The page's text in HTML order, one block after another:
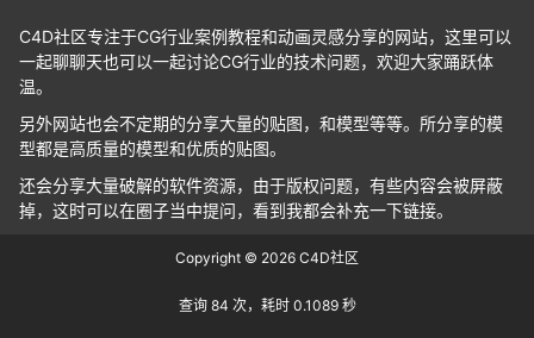
C4D社区专注于CG行业案例教程和动画灵感分享的网站，这里可以
一起聊聊天也可以一起讨论CG行业的技术问题，欢迎大家踊跃体
温。
另外网站也会不定期的分享大量的贴图，和模型等等。所分享的模
型都是高质量的模型和优质的贴图。
还会分享大量破解的软件资源，由于版权问题，有些内容会被屏蔽
掉，这时可以在圈子当中提问，看到我都会补充一下链接。
Copyright © 2026 C4D社区
查询 84 次，耗时 0.1089 秒